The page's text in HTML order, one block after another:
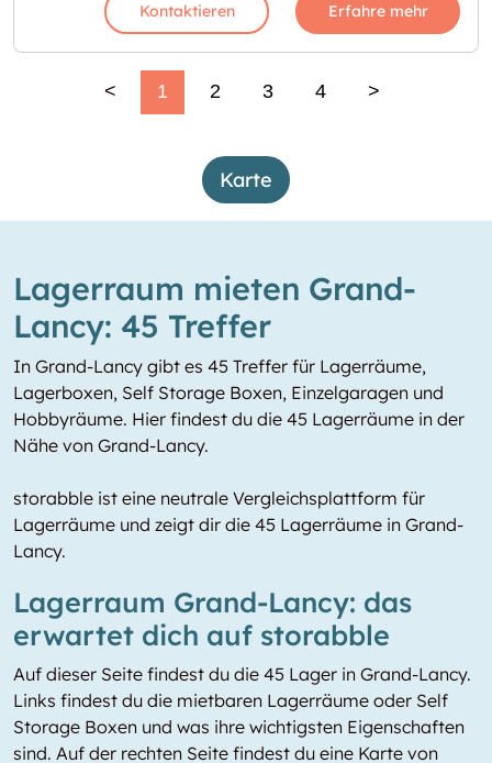
Kontaktieren Erfahre mehr
< 1 2 3 4 >
Karte
Lagerraum mieten Grand-
Lancy: 45 Treffer
In Grand-Lancy gibt es 45 Treffer für Lagerräume,
Lagerboxen, Self Storage Boxen, Einzelgaragen und
Hobbyräume. Hier findest du die 45 Lagerräume in der
Nähe von Grand-Lancy.
storabble ist eine neutrale Vergleichsplattform für
Lagerräume und zeigt dir die 45 Lagerräume in Grand-
Lancy.
Lagerraum Grand-Lancy: das
erwartet dich auf storabble
Auf dieser Seite findest du die 45 Lager in Grand-Lancy.
Links findest du die mietbaren Lagerräume oder Self
Storage Boxen und was ihre wichtigsten Eigenschaften
sind. Auf der rechten Seite findest du eine Karte von